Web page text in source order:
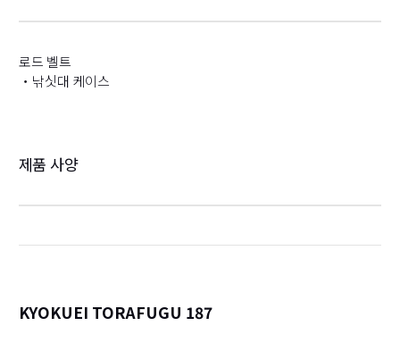
로드 벨트
・낚싯대 케이스
제품 사양
KYOKUEI TORAFUGU 187